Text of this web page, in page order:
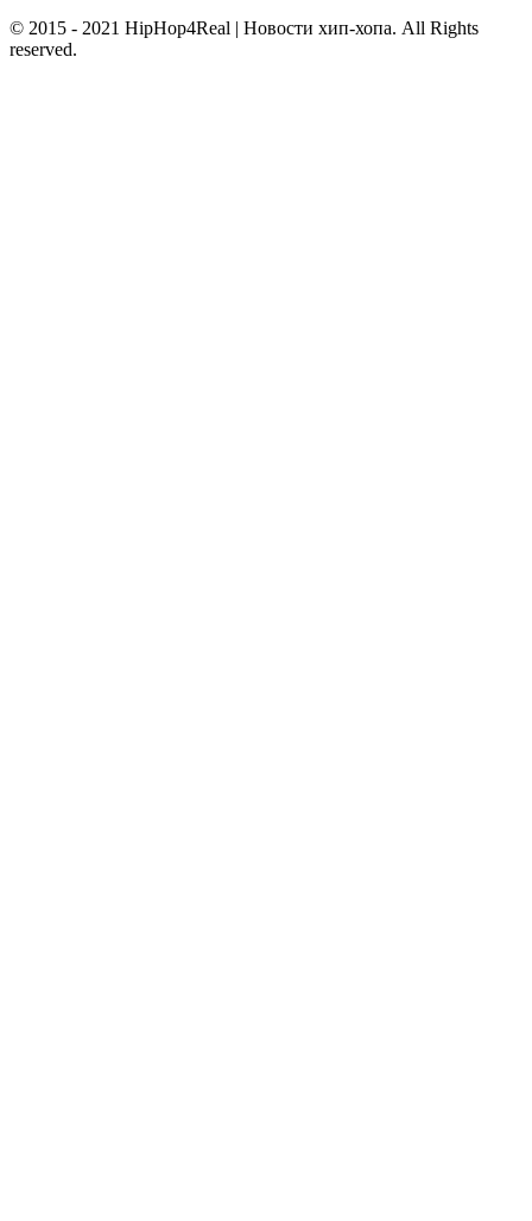
© 2015 - 2021 HipHop4Real | Новости хип-хопа. All Rights
reserved.